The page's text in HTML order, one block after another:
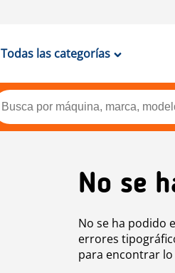
Todas las categorías
No se
No se ha podido
errores
para encontrar lo